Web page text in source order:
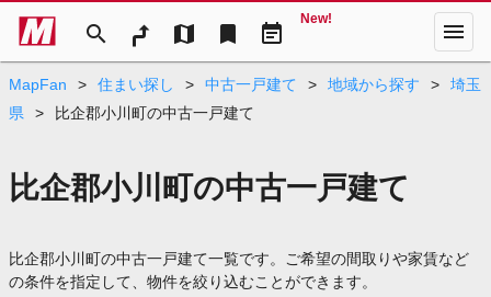
search map bookmark event_note
New! menu
MapFan > 住まい探し > 中古一戸建て > 地域から探す >
埼玉
県
> 比企郡小川町の中古一戸建て
比企郡小川町の中古一戸建て
比企郡小川町の中古一戸建て一覧です。ご希望の間取りや家賃など
の条件を指定して、物件を絞り込むことができます。